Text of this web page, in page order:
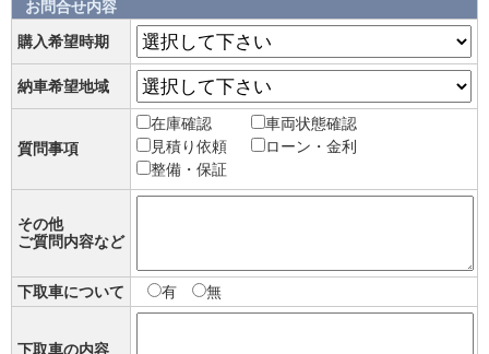
お問合せ内容
購入希望時期
納車希望地域
質問事項
在庫確認
車両状態確認
見積り依頼
ローン・金利
整備・保証
その他
ご質問内容など
下取車について 有 無
下取車の内容